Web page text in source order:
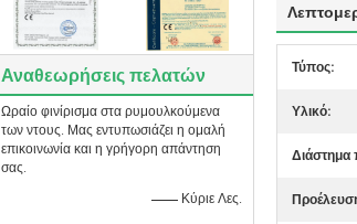
Αναθεωρήσεις πελατών
Ωραίο φινίρισμα στα ρυμουλκούμενα
των ντους. Μας εντυπωσιάζει η ομαλή
επικοινωνία και η γρήγορη απάντηση
σας.
—— Κύριε Λες.
Τύπος:
Υλικό:
Διάστημα